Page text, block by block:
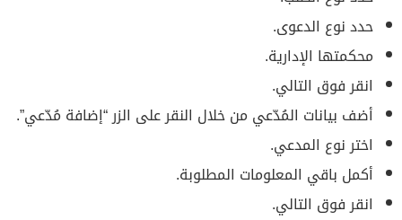
حدد نوع الدعوى.
محكمتها الإدارية.
انقر فوق التالي.
أضف بيانات المُدّعي من خلال النقر على الزر “إضافة مُدّعي”.
اختر نوع المدعي.
أكمل باقي المعلومات المطلوبة.
انقر فوق التالي.